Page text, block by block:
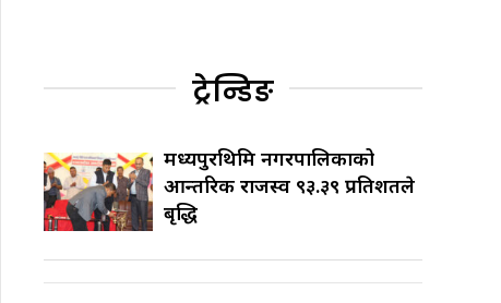
ट्रेन्डिङ
मध्यपुरथिमि नगरपालिकाको
आन्तरिक राजस्व ९३.३९ प्रतिशतले
बृद्धि